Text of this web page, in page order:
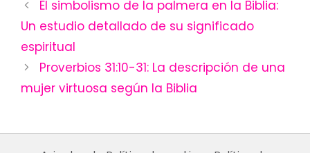
El simbolismo de la palmera en la Biblia:
Un estudio detallado de su significado
espiritual
Proverbios 31:10-31: La descripción de una
mujer virtuosa según la Biblia